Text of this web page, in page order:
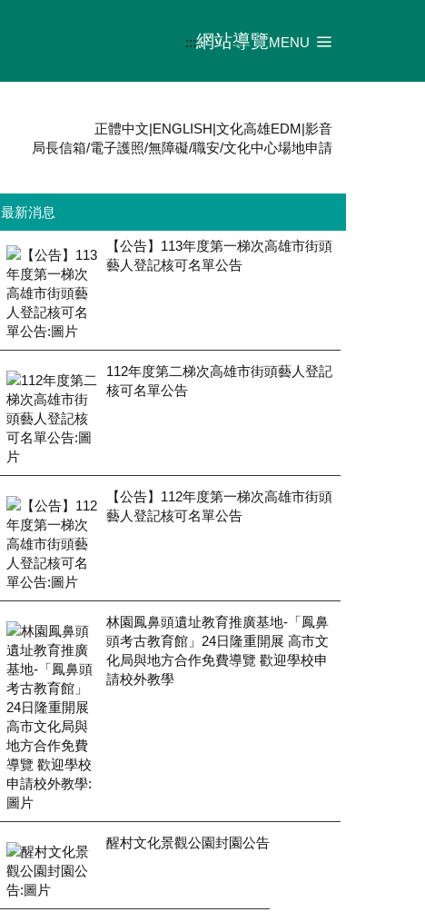
:::網站導覽MENU
正體中文|ENGLISH|文化高雄EDM|影音
局長信箱/電子護照/無障礙/職安/文化中心場地申請
最新消息
【公告】113年度第一梯次高雄市街頭
藝人登記核可名單公告
112年度第二梯次高雄市街頭藝人登記
核可名單公告
【公告】112年度第一梯次高雄市街頭
藝人登記核可名單公告
林園鳳鼻頭遺址教育推廣基地-「鳳鼻
頭考古教育館」24日隆重開展 高市文
化局與地方合作免費導覽 歡迎學校申
請校外教學
醒村文化景觀公園封園公告